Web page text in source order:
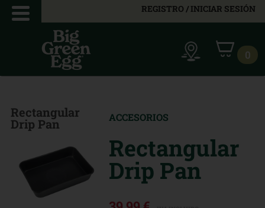
REGISTRO / INICIAR SESIÓN
0
Rectangular
Drip Pan ACCESORIOS
Rectangular
Drip Pan